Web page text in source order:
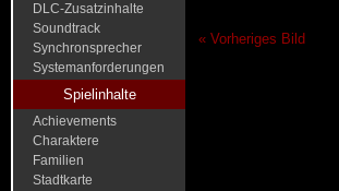
DLC-Zusatzinhalte
Soundtrack
Synchronsprecher
Systemanforderungen
Spielinhalte
Achievements
Charaktere
Familien
Stadtkarte
« Vorheriges Bild